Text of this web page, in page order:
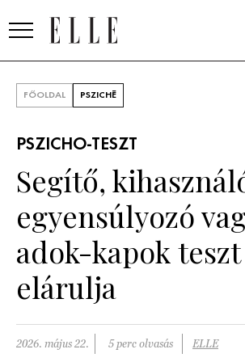
SZÉPSÉG
KULTÚRA
PSZICHÉ
PÁRKAPCSOLAT
FŐOLDAL PSZICHÉ
PSZICHO-TESZT
Segítő,
egyensúlyozó
adok-kapok
elárulja
2026. május 22. 5 perc olvasás ELLE